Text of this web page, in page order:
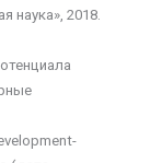
наука», 2018.